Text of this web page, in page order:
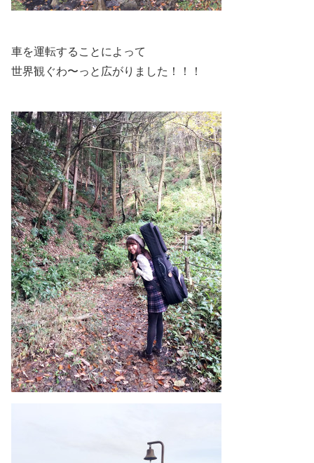
車を運転することによって
世界観ぐわ〜っと広がりました！！！